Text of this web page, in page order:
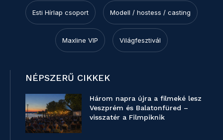
Esti Hírlap csoport Modell / hostess / casting
Maxline VIP Világfesztivál
NÉPSZERŰ CIKKEK
Három napra újra a filmeké lesz
Veszprém és Balatonfüred –
visszatér a Filmpiknik